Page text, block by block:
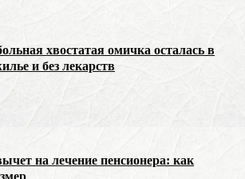
хвостатая омичка осталась в
и без лекарств
на лечение пенсионера: как